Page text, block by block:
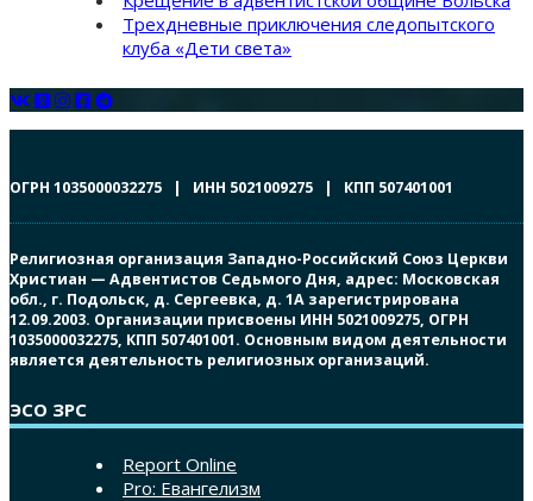
Трехдневные приключения следопытского
клуба «Дети света»
ОГРН 1035000032275 | ИНН 5021009275 | КПП 507401001
Религиозная организация Западно-Российский Союз Церкви
Христиан — Адвентистов Седьмого Дня, адрес: Московская
обл., г. Подольск, д. Сергеевка, д. 1А зарегистрирована
12.09.2003. Организации присвоены ИНН 5021009275, ОГРН
1035000032275, КПП 507401001. Основным видом деятельности
является деятельность религиозных организаций.
ЭСО ЗРС
Report Online
Pro: Евангелизм